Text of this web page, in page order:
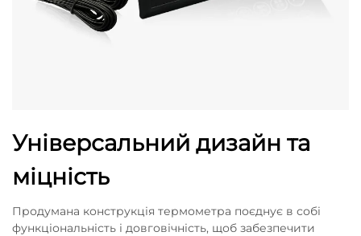
Універсальний дизайн та
міцність
Продумана конструкція термометра поєднує в собі
функціональність і довговічність, щоб забезпечити